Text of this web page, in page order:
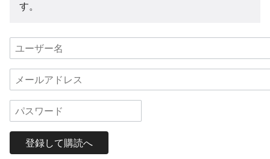
す。
登録して購読へ